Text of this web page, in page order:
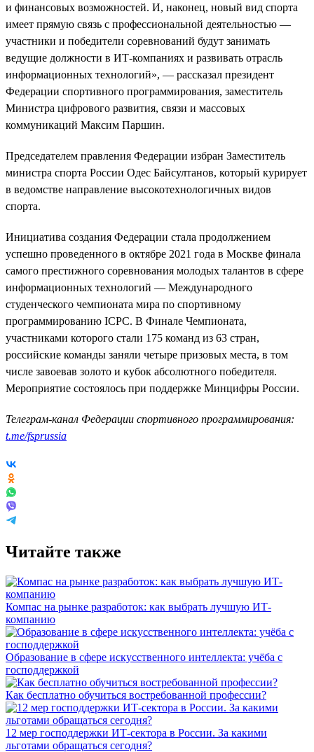
и финансовых возможностей. И, наконец, новый вид спорта
имеет прямую связь с профессиональной деятельностью —
участники и победители соревнований будут занимать
ведущие должности в ИТ-компаниях и развивать отрасль
информационных технологий», — рассказал президент
Федерации спортивного программирования, заместитель
Министра цифрового развития, связи и массовых
коммуникаций Максим Паршин.
Председателем правления Федерации избран Заместитель
министра спорта России Одес Байсултанов, который курирует
в ведомстве направление высокотехнологичных видов
спорта.
Инициатива создания Федерации стала продолжением
успешно проведенного в октябре 2021 года в Москве финала
самого престижного соревнования молодых талантов в сфере
информационных технологий — Международного
студенческого чемпионата мира по спортивному
программированию ICPC. В Финале Чемпионата,
участниками которого стали 175 команд из 63 стран,
российские команды заняли четыре призовых места, в том
числе завоевав золото и кубок абсолютного победителя.
Мероприятие состоялось при поддержке Минцифры России.
Телеграм-канал Федерации спортивного программирования:
t.me/fsprussia
Читайте также
Компас на рынке разработок: как выбрать лучшую ИТ-
компанию
Образование в сфере искусственного интеллекта: учёба с
господдержкой
Как бесплатно обучиться востребованной профессии?
12 мер господдержки ИТ-сектора в России. За какими
льготами обращаться сегодня?